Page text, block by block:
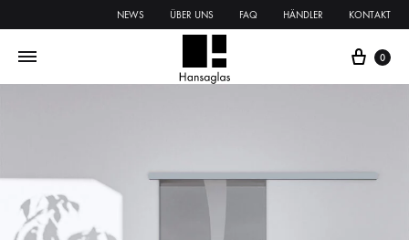
NEWS ÜBER UNS FAQ HÄNDLER KONTAKT
0